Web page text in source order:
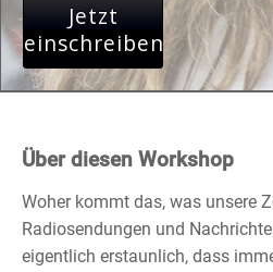
Jetzt
einschreiben
Über diesen Workshop
Woher kommt das, was unsere
Radiosendungen und
eigentlich erstaunlich, dass